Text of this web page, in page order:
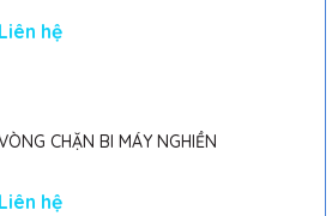
Liên hệ
CHẶN BI MÁY NGHIỀN
Liên hệ